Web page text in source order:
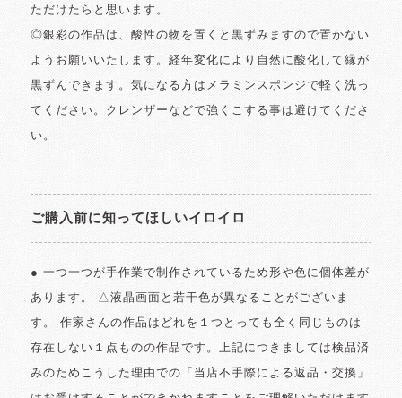
ただけたらと思います。
◎銀彩の作品は、酸性の物を置くと黒ずみますので置かない
ようお願いいたします。経年変化により自然に酸化して縁が
黒ずんできます。気になる方はメラミンスポンジで軽く洗っ
てください。クレンザーなどで強くこする事は避けてくださ
い。
ご購入前に知ってほしいイロイロ
● 一つ一つが手作業で制作されているため形や色に個体差が
あります。 △液晶画面と若干色が異なることがございま
す。 作家さんの作品はどれを１つとっても全く同じものは
存在しない１点ものの作品です。上記につきましては検品済
みのためこうした理由での「当店不手際による返品・交換」